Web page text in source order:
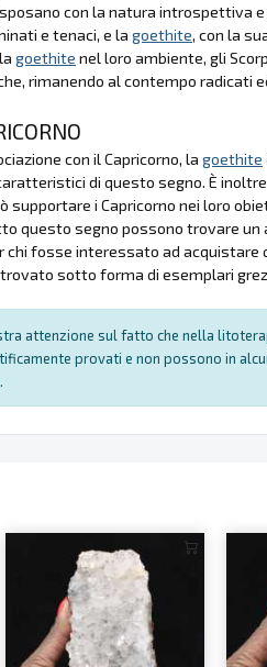
con la natura introspettiva
e tenaci, e la goethite, con la
goethite nel loro ambiente, gli
rimanendo al contempo radicati
con il Capricorno, la goethite
di questo segno. È
supportare i Capricorno nei loro
questo segno possono trovare
chi fosse interessato ad
sotto forma di esemplari
attenzione sul fatto che nella
provati e non possono in